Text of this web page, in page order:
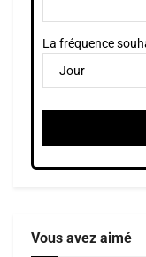
La fréquence
Vous avez aimé